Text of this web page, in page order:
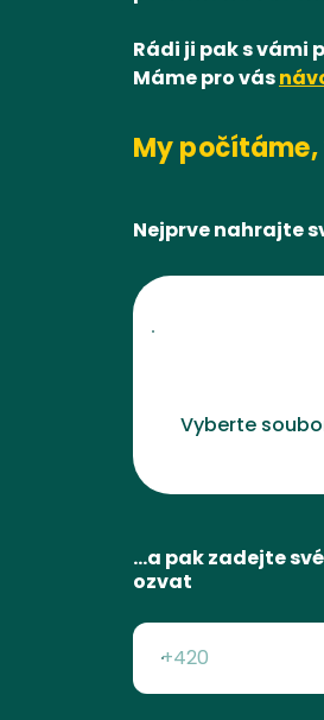
Rádi ji pak s vámi
Máme pro vás
My
Nejprve nahrajte
Vyberte
…a pak zadejte
ozvat